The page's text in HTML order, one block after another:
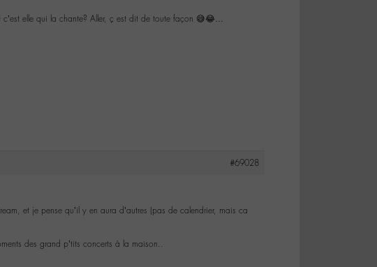
elle qui la chante? Aller, ç est dit de toute façon 😅😂…
#69028
et je pense qu’il y en aura d’autres (pas de calendrier, mais ca
des grand p’tits concerts à la maison..